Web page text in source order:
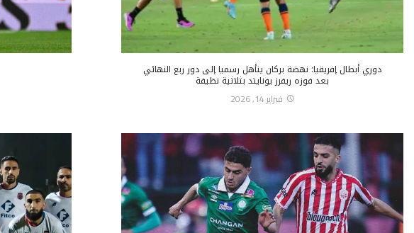
دوري أبطال إفريقيا: نهضة بركان يتأهل رسميا إلى دور ربع النهائي
بعد فوزه ريفرز يونايتد بثلاثية نظيفة
فبراير 14, 2026